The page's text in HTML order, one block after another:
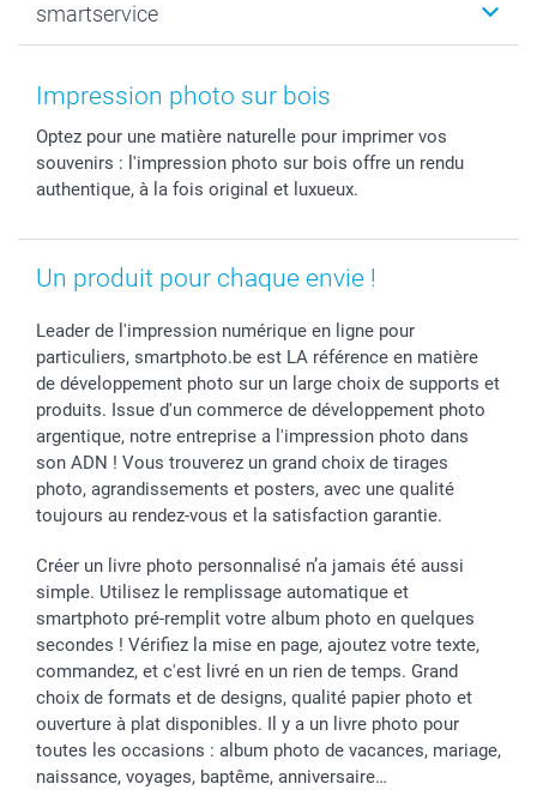
MyNameBook
Stickers & Etiquettes
Cadres photo, accessoires déco & bonbons
Calendrier photos & Agendas photo
Dénicheur d'idées cadeau
Fin d'études
Naissance & baptême
Fête des Pères
Toussaint
Rentrée des classes
Saint-Valentin
Vacances
Durabilité
Conditions
Droit de rétraction
Plaintes
Conditions générales
Gestion des cookies
Tarifs
Droit de rétractation
smartservice
smartgarantie
smartbonus
smartfriends
Modes de paiement
Grandes Quantités
Statut de ma commande
Impression photo sur bois
Optez pour une matière naturelle pour imprimer vos
souvenirs : l'impression photo sur bois offre un rendu
authentique, à la fois original et luxueux.
Un produit pour chaque envie !
Leader de l'impression numérique en ligne pour
particuliers, smartphoto.be est LA référence en matière
de développement photo sur un large choix de supports et
produits. Issue d'un commerce de développement photo
argentique, notre entreprise a l'impression photo dans
son ADN ! Vous trouverez un grand choix de tirages
photo, agrandissements et posters, avec une qualité
toujours au rendez-vous et la satisfaction garantie.
Créer un livre photo personnalisé n’a jamais été aussi
simple. Utilisez le remplissage automatique et
smartphoto pré-remplit votre album photo en quelques
secondes ! Vérifiez la mise en page, ajoutez votre texte,
commandez, et c'est livré en un rien de temps. Grand
choix de formats et de designs, qualité papier photo et
ouverture à plat disponibles. Il y a un livre photo pour
toutes les occasions : album photo de vacances, mariage,
naissance, voyages, baptême, anniversaire…